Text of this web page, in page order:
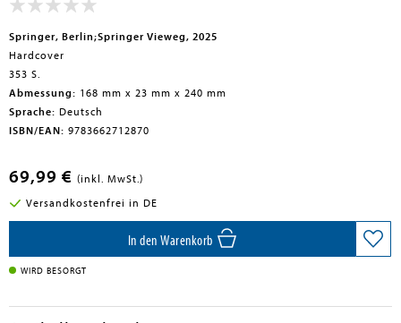
Springer, Berlin;Springer Vieweg, 2025
Hardcover
353 S.
Abmessung: 168 mm x 23 mm x 240 mm
Sprache: Deutsch
ISBN/EAN: 9783662712870
69,99 € (inkl. MwSt.)
Versandkostenfrei in DE
In den Warenkorb
WIRD BESORGT